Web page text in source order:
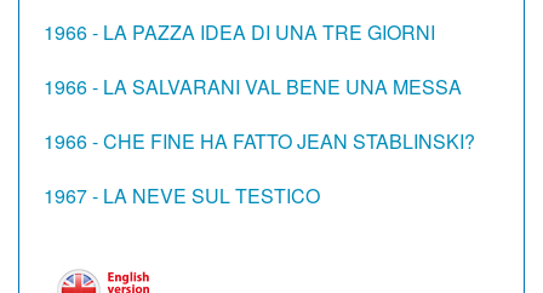
1966 - LA PAZZA IDEA DI UNA TRE GIORNI
1966 - LA SALVARANI VAL BENE UNA MESSA
1966 - CHE FINE HA FATTO JEAN STABLINSKI?
1967 - LA NEVE SUL TESTICO